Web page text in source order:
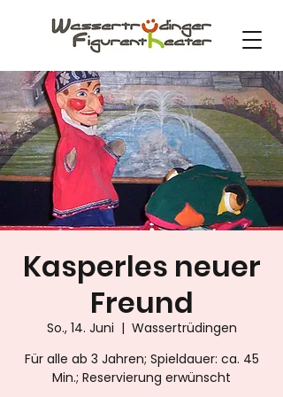
Kasperles neuer
Freund
So., 14. Juni
  |
Wassertrüdingen
Für alle ab 3 Jahren; Spieldauer: ca. 45
Min.; Reservierung erwünscht